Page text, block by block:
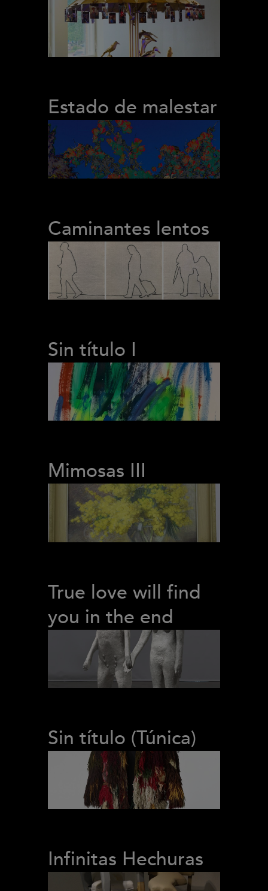
Estado de malestar
Caminantes lentos
Sin título I
Mimosas III
True love will find
you in the end
Sin título (Túnica)
Infinitas Hechuras